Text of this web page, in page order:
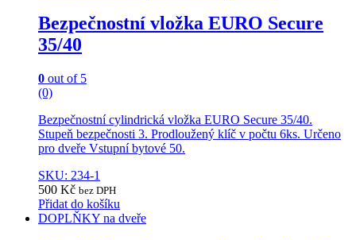
Bezpečnostní vložka EURO Secure
35/40
0 out of 5
(0)
Bezpečnostní cylindrická vložka EURO Secure 35/40.
Stupeň bezpečnosti 3. Prodloužený klíč v počtu 6ks. Určeno
pro dveře Vstupní bytové 50.
SKU: 234-1
500 Kč bez DPH
Přidat do košíku
DOPLŇKY na dveře